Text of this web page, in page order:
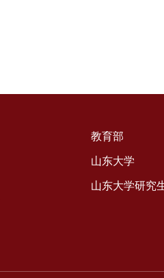
教育部
山东大学
山东大学研究